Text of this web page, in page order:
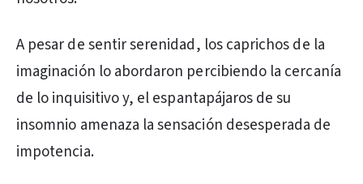
A pesar de sentir serenidad, los caprichos de la
imaginación lo abordaron percibiendo la cercanía
de lo inquisitivo y, el espantapájaros de su
insomnio amenaza la sensación desesperada de
impotencia.